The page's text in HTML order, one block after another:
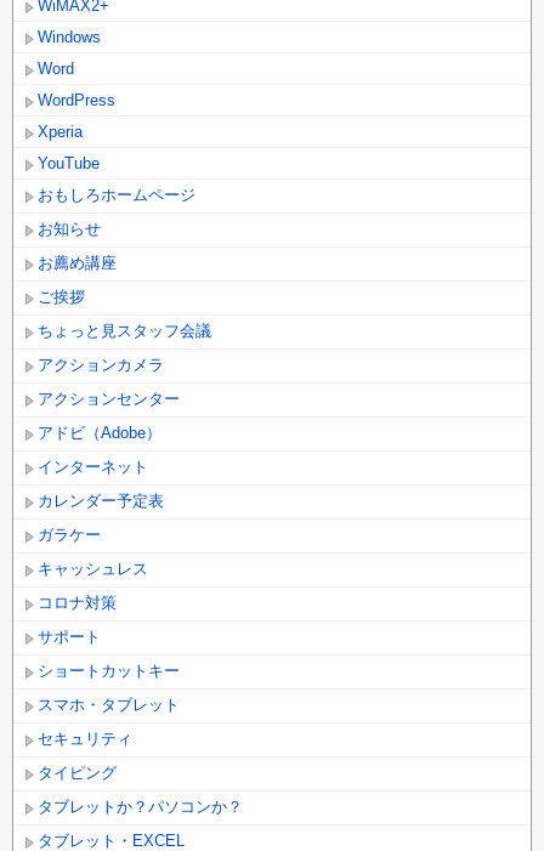
WiMAX2+
Windows
Word
WordPress
Xperia
YouTube
おもしろホームページ
お知らせ
お薦め講座
ご挨拶
ちょっと見スタッフ会議
アクションカメラ
アクションセンター
アドビ（Adobe）
インターネット
カレンダー予定表
ガラケー
キャッシュレス
コロナ対策
サポート
ショートカットキー
スマホ・タブレット
セキュリティ
タイピング
タブレットか？パソコンか？
タブレット・EXCEL